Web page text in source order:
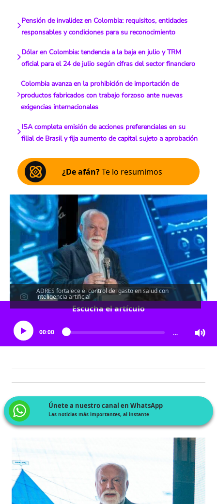
Pensión de invalidez en Colombia: requisitos, entidades
responsables y condiciones para su reconocimiento
Dólar en Colombia: tendencia a la baja en julio y TRM
oficial para el 24 de julio según cifras del sector financiero
Colombia avanza en la prohibición de importación de
productos fabricados con trabajo forzoso ante nuevas
exigencias internacionales
ISA completa emisión de acciones preferenciales en su
filial de Brasil y fija aumento de capital sujeto a aprobación
¿De afán?Te lo resumimos
ADRES fortalece el control del gasto en salud con
inteligencia artificial
Escucha el artículo
00:00 …
Únete a nuestro canal en WhatsApp
Las noticias más importantes, al instante